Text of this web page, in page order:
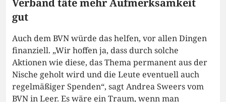
Verband täte mehr Aufmerksamkeit
gut
Auch dem BVN würde das helfen, vor allen Dingen
finanziell. „Wir hoffen ja, dass durch solche
Aktionen wie diese, das Thema permanent aus der
Nische geholt wird und die Leute eventuell auch
regelmäßiger Spenden“, sagt Andrea Sweers vom
BVN in Leer. Es wäre ein Traum, wenn man